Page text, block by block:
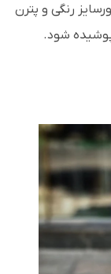
رنگی و پترن
شود.